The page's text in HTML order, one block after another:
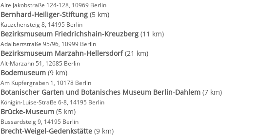
Alte Jakobstraße 124-128, 10969 Berlin
Bernhard-Heiliger-Stiftung (5 km)
Käuzchensteig 8, 14195 Berlin
Bezirksmuseum Friedrichshain-Kreuzberg (11 km)
Adalbertstraße 95/96, 10999 Berlin
Bezirksmuseum Marzahn-Hellersdorf(21 km)
Alt-Marzahn 51, 12685 Berlin
Bodemuseum (9 km)
Am Kupfergraben 1, 10178 Berlin
Botanischer Garten und Botanisches Museum Berlin-Dahlem (7 km)
Königin-Luise-Straße 6-8, 14195 Berlin
Brücke-Museum (5 km)
Bussardsteig 9, 14195 Berlin
Brecht-Weigel-Gedenkstätte (9 km)